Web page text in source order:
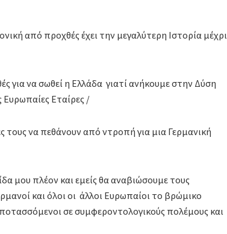
από προχθές έχει την μεγαλύτερη Ιστορία μέχρι
για να σωθεί η Ελλάδα γιατί ανήκουμε στην Δύση
Ευρωπαίες Εταίρες /
τους να πεθάνουν από ντροπή για μια Γερμανική
μου πλέον και εμείς θα αναβιώσουμε τους
και όλοι οι άλλοι Ευρωπαίοι το βρώμικο
σε συμφεροντολογικούς πολέμους και